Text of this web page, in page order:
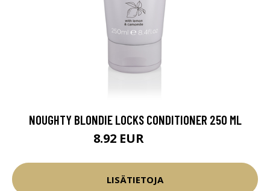
NOUGHTY BLONDIE LOCKS CONDITIONER 250 ML
8.92 EUR
LISÄTIETOJA